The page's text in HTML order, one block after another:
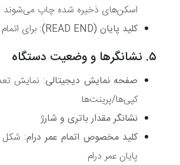
اسکن‌های ذخیره شده چاپ می‌شوند
کلید پایان (READ END)
: برای
۵. نشانگرها و وضعیت دستگاه
صفحه نمایش دیجیتالی: نمایش
کپی‌ها/پرینت‌ها
نشانگر مقدار باتری و شارژ
کلید مخصوص اتمام عمر درام: شکل
پایان عمر درام